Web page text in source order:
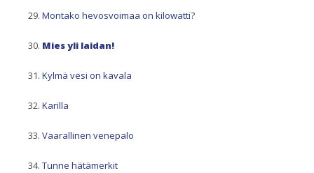
Montako hevosvoimaa on kilowatti?
Mies yli laidan!
Kylmä vesi on kavala
Karilla
Vaarallinen venepalo
Tunne hätämerkit